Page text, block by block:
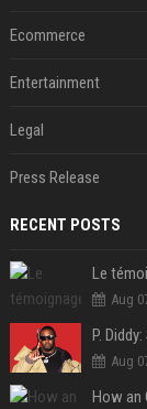
Ecommerce
Entertainment
Legal
Press Release
RECENT POSTS
Aug
Aug
How an